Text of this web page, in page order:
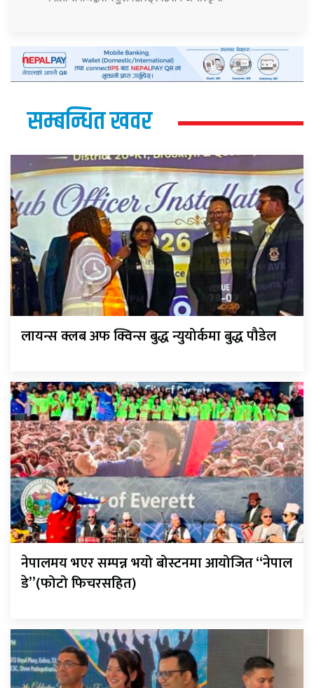
सम्बन्धित खवर
लायन्स क्लब अफ क्विन्स बुद्ध न्युयोर्कमा बुद्ध पौडेल
नेपालमय भएर सम्पन्न भयो बोस्टनमा आयोजित “नेपाल
डे”(फोटो फिचरसहित)